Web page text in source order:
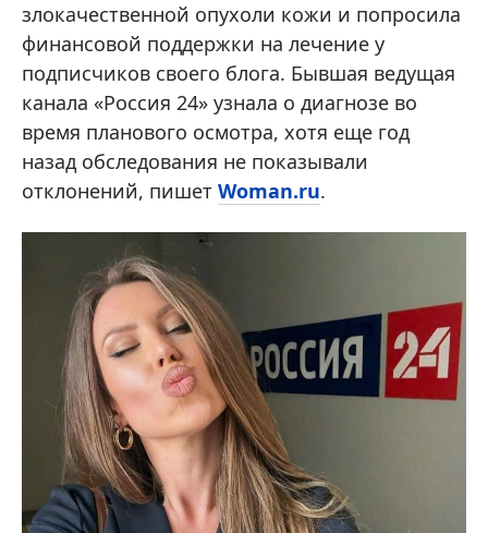
злокачественной опухоли кожи и попросила
финансовой поддержки на лечение у
подписчиков своего блога. Бывшая ведущая
канала «Россия 24» узнала о диагнозе во
время планового осмотра, хотя еще год
назад обследования не показывали
отклонений, пишет Woman.ru.